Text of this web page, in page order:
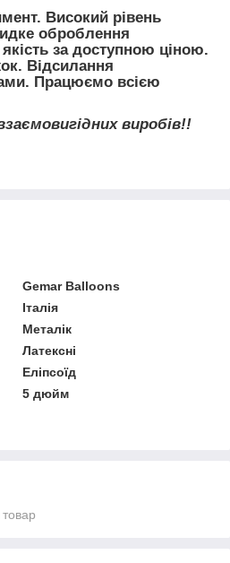
Високий рівень
оброблення
за доступною ціною.
Відсилання
Працюємо всією
виробів!!
Gemar Balloons
Італія
Металік
Латексні
Еліпсоїд
5 дюйм